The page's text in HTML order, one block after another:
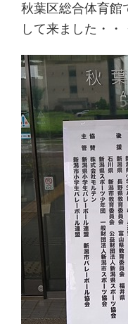
秋葉区総合体育館
して来ました・・